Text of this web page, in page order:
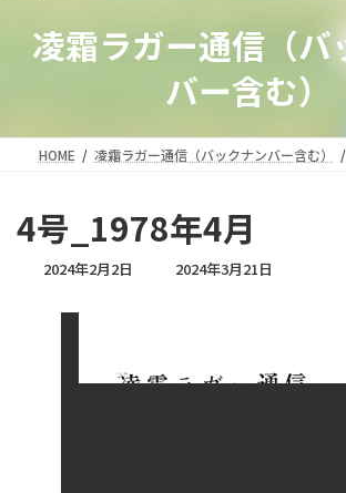
凌霜ラガー通信（バ
バー含む）
HOME 凌霜ラガー通信（バックナンバー含む）
4号_1978年4月
2024年2月2日
最
時
2024年3月21日